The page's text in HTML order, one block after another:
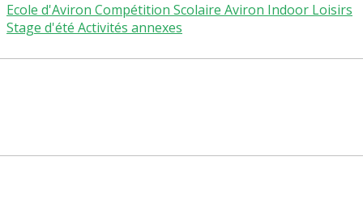
Ecole d'Aviron Compétition Scolaire Aviron Indoor Loisirs
Stage d'été Activités annexes